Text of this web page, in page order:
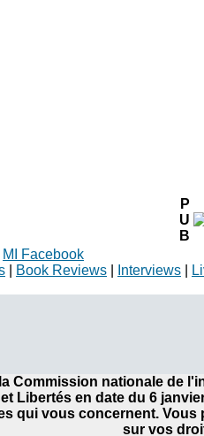
P
U
B
MI Facebook
Book Reviews Interviews
Commission nationale de
Libertés en date du 6
qui vous concernent.
sur vos